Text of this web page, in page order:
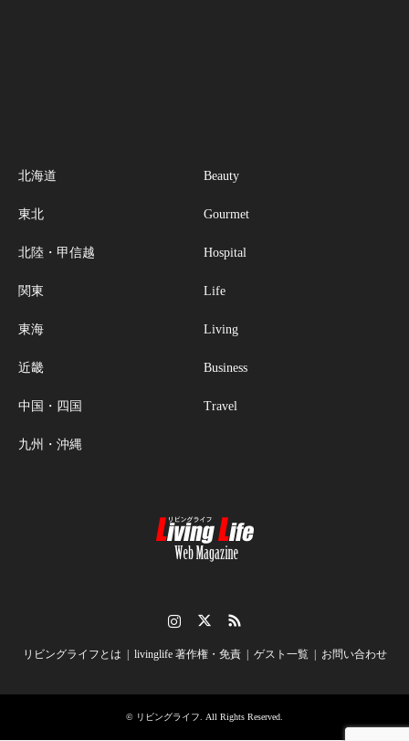
北海道
東北
北陸・甲信越
関東
東海
近畿
中国・四国
九州・沖縄
Beauty
Gourmet
Hospital
Life
Living
Business
Travel
リビングライフとは livinglife 著作権・免責 ゲスト一覧 お問い合わせ
© リビングライフ . All Rights Reserved.